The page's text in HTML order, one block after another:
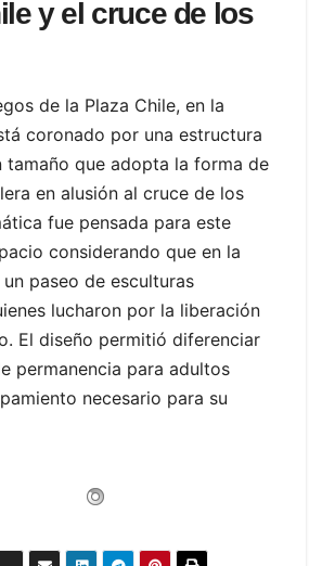
y el cruce de los
de la Plaza Chile, en la
coronado por una estructura
tamaño que adopta la forma de
en alusión al cruce de los
fue pensada para este
considerando que en la
paseo de esculturas
lucharon por la liberación
El diseño permitió diferenciar
permanencia para adultos
necesario para su